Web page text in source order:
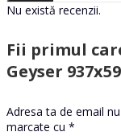
Nu există recenzii.
Fii primul
Geyser
Adresa ta de email
marcate cu *